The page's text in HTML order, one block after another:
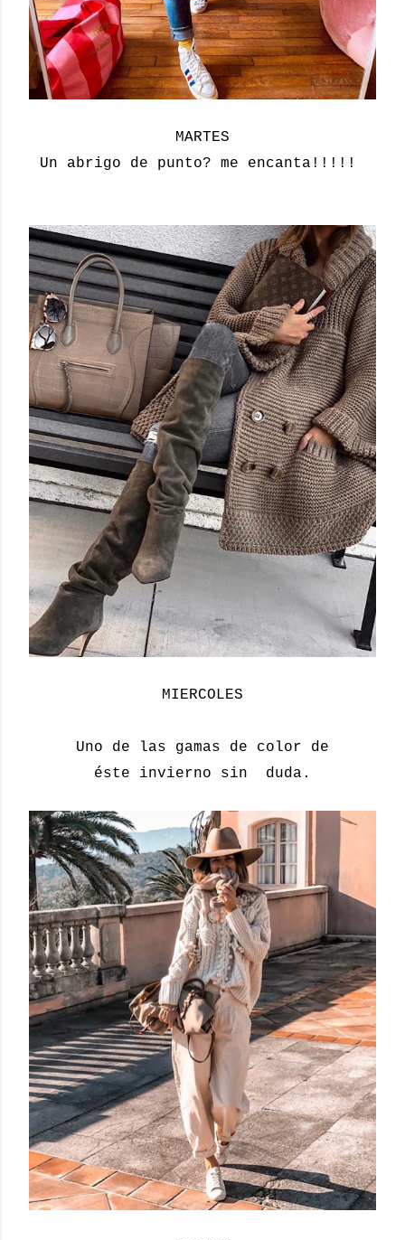
MARTES
Un abrigo de punto? me encanta!!!!!
MIERCOLES
Uno de las gamas de color de
éste invierno sin duda.